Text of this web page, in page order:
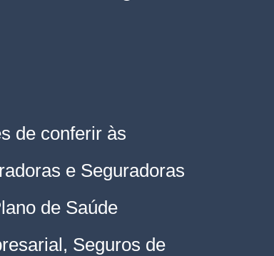
de conferir às
e Seguradoras
de Saúde
Seguros de